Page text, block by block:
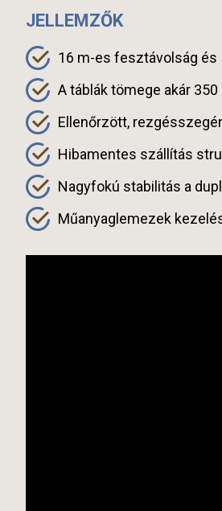
JELLEMZŐK
16 m-es fesztávolság és
A táblák tömege akár
Ellenőrzött,
Hibamentes szállítás
Nagyfokú stabilitás a
Műanyaglemezek